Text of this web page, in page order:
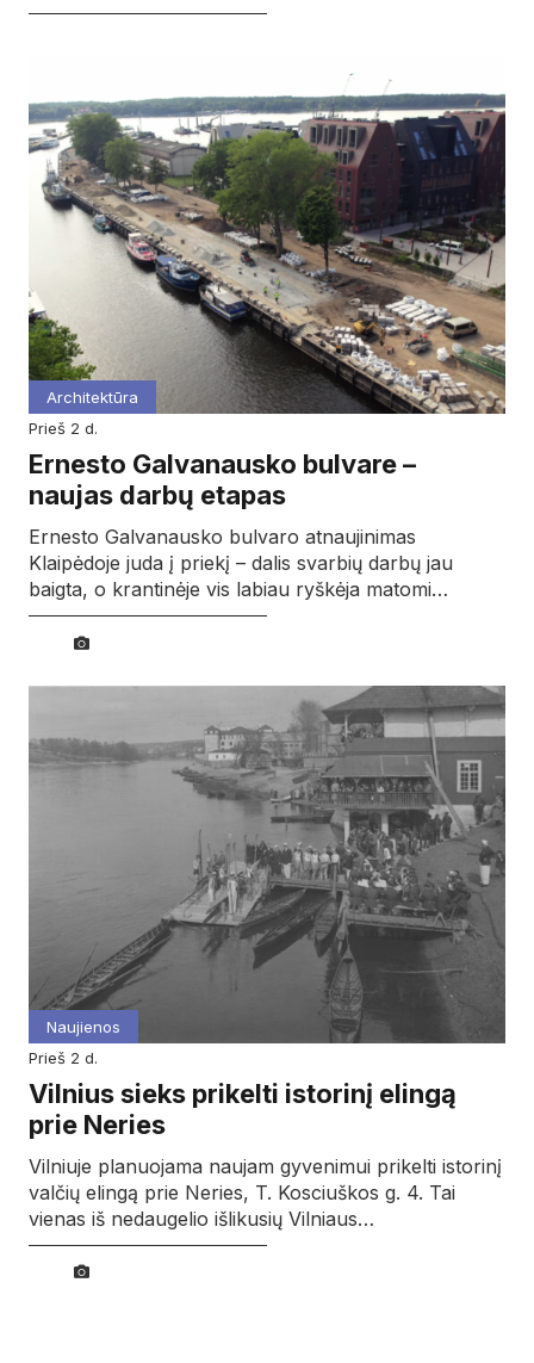
Architektūra
prieš 2 d.
Ernesto Galvanausko bulvare –
naujas darbų etapas
Ernesto Galvanausko bulvaro atnaujinimas
Klaipėdoje juda į priekį – dalis svarbių darbų jau
baigta, o krantinėje vis labiau ryškėja matomi…
Naujienos
prieš 2 d.
Vilnius sieks prikelti istorinį elingą
prie Neries
Vilniuje planuojama naujam gyvenimui prikelti istorinį
valčių elingą prie Neries, T. Kosciuškos g. 4. Tai
vienas iš nedaugelio išlikusių Vilniaus…